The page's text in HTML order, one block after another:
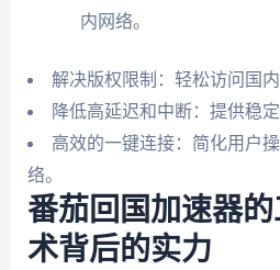
内网络。
解决版权限制：轻松访问国内
降低高延迟和中断：提供稳定
高效的一键连接：简化用户
络。
番茄回国加速器
术背后的实力